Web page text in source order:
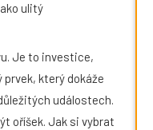
ulitý
Je to investice,
prvek, který dokáže
událostech.
oříšek. Jak si vybrat